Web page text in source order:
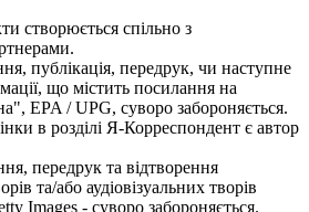
створюється спільно з
публікація, передрук, чи наступне
що містить посилання на
EPA / UPG, суворо забороняється.
в розділі Я-Корреспондент є автор
передрук та відтворення
та/або аудіовізуальних творів
Images - суворо забороняється.